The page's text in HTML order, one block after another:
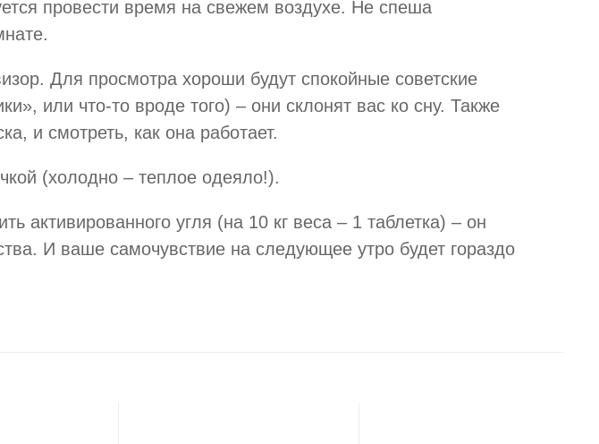
провести время на свежем воздухе. Не спеша
Для просмотра хороши будут спокойные советские
или что-то вроде того) – они склонят вас ко сну. Также
и смотреть, как она работает.
(холодно – теплое одеяло!).
активированного угля (на 10 кг веса – 1 таблетка) – он
И ваше самочувствие на следующее утро будет гораздо